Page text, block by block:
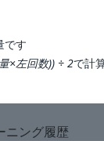
です
×左回数)) ÷ 2で計
ニング履歴